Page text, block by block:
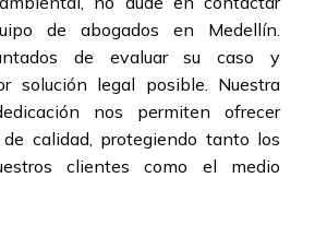
de abogados en Medellín.
de evaluar su caso y
solución legal posible. Nuestra
nos permiten ofrecer
calidad, protegiendo tanto los
clientes como el medio